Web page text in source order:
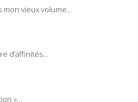
mon vieux volume...
d’affinités...
»...